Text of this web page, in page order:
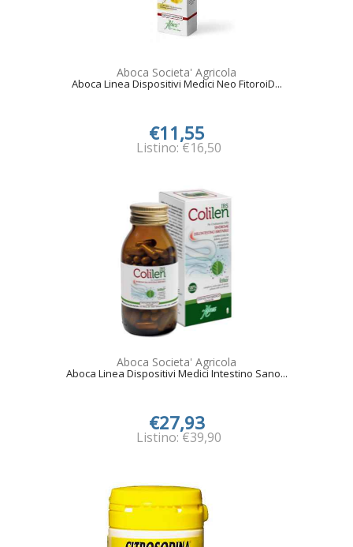
Aboca Societa' Agricola
Aboca Linea Dispositivi Medici Neo FitoroiD...
€11,55
Listino: €16,50
Aboca Societa' Agricola
Aboca Linea Dispositivi Medici Intestino Sano...
€27,93
Listino: €39,90